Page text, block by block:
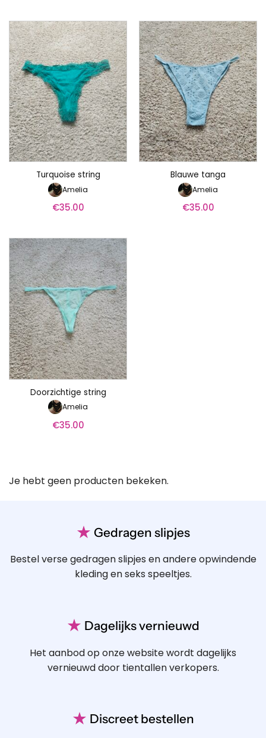
Turquoise string
Amelia
€35.00
Blauwe tanga
Amelia
€35.00
Doorzichtige string
Amelia
€35.00
Je hebt geen producten bekeken.
★ Gedragen slipjes
Bestel verse gedragen slipjes en andere opwindende
kleding en seks speeltjes.
★ Dagelijks vernieuwd
Het aanbod op onze website wordt dagelijks
vernieuwd door tientallen verkopers.
★ Discreet bestellen